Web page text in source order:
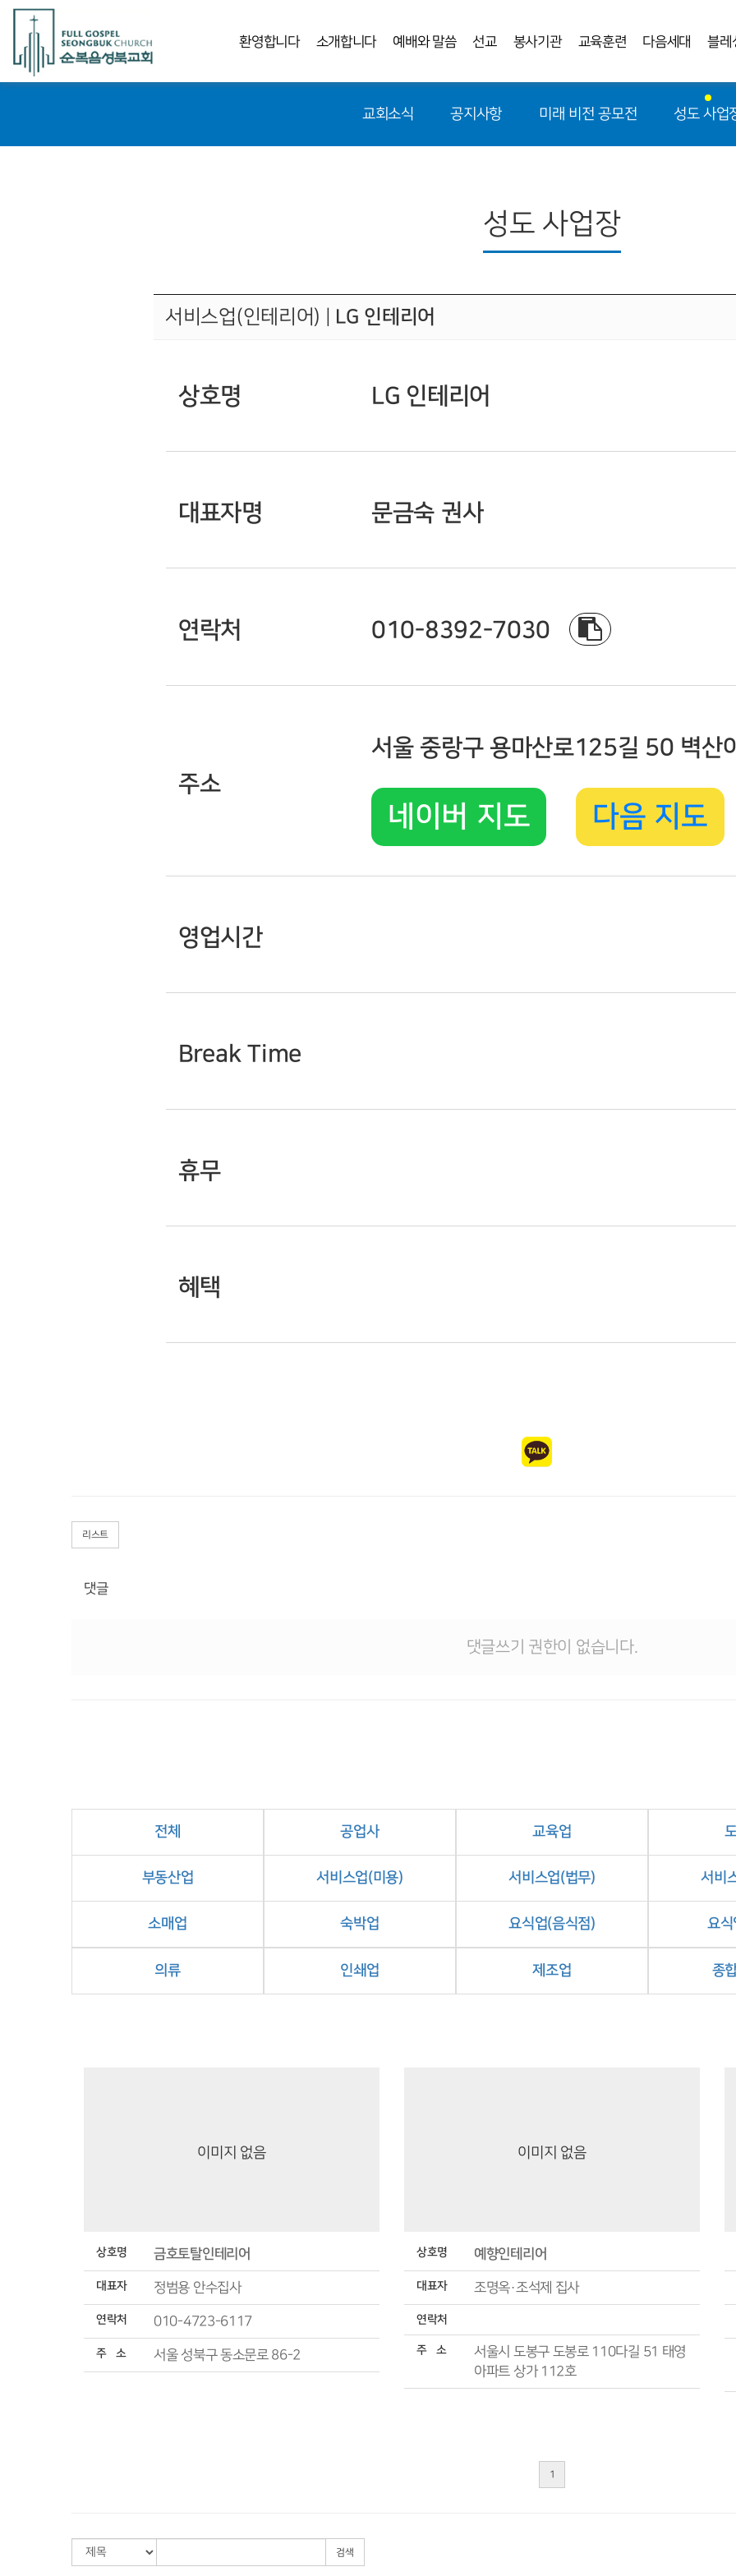
환영합니다 소개합니다 예배와 말씀 선교 봉사기관 교육훈련 다음세대 블레
교회소식 공지사항 미래 비전 공모전 성도 사업
성도 사업장
서비스업(인테리어) LG 인테리어
상호명 LG 인테리어
대표자명 문금숙 권사
연락처 010-8392-7030
주소
서울 중랑구 용마산로125길 50 벽
네이버 지도 다음 지도
영업시간
Break Time
휴무
혜택
리스트
댓글
댓글쓰기 권한이 없습니다.
전체 공업사 교육업
부동산업 서비스업(미용) 서비스업(법무) 서비
소매업 숙박업 요식업(음식점) 요
의류 인쇄업 제조업 종
이미지 없음
상호명 금호토탈인테리어
대표자 정범용 안수집사
연락처 010-4723-6117
주 소 서울 성북구 동소문로 86-2
이미지 없음
상호명 예향인테리어
대표자 조명옥·조석제 집사
연락처
주 소
서울시 도봉구 도봉로 110다길 51 태영
아파트 상가 112호
1
검색